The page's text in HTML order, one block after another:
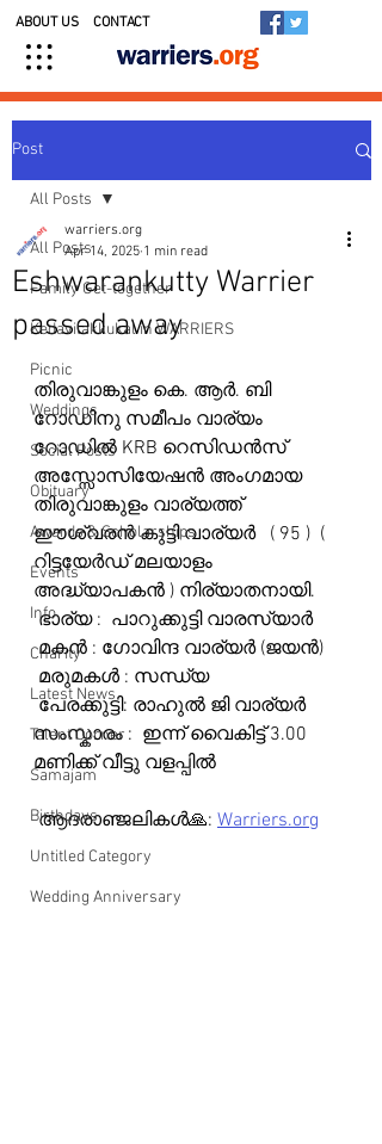
ABOUT US CONTACT
Post
All Posts
Family Get-together
Kedavilakkukal in WARRIERS
Picnic
Weddings
Social Posts
Obituary
Awards & Scholarships
Events
Info
Charity
Latest News
Talent Corner
Samajam
Birthdays
Untitled Category
Wedding Anniversary
All Posts
Eshwarankutty Warrier
passed away
warriers.org
Apr 14, 2025 1 min read
തിരുവാങ്കുളം കെ. ആർ. ബി
റോഡിനു സമീപം വാര്യം
റോഡിൽ KRB റെസിഡൻസ്
അസ്സോസിയേഷൻ അംഗമായ
തിരുവാങ്കുളം വാര്യത്ത്
ഈശ്വരൻ കുട്ടി വാര്യർ   ( 95 )  (
റിട്ടയേർഡ് മലയാളം
അദ്ധ്യാപകൻ ) നിര്യാതനായി.
ഭാര്യ :  പാറുക്കുട്ടി വാരസ്യാർ
മകൻ : ഗോവിന്ദ വാര്യർ (ജയൻ)
മരുമകൾ : സന്ധ്യ
പേരക്കുട്ടി: രാഹുൽ ജി വാര്യർ
സംസ്കാരം :  ഇന്ന് വൈകിട്ട് 3.00
മണിക്ക് വീട്ടു വളപ്പിൽ
ആദരാഞ്ജലികൾ🙏: Warriers.org